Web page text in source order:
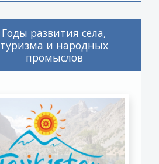
Годы развития села,
туризма и народных
промыслов